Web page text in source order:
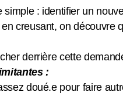
simple : identifier un
creusant, on découvre
derrière cette
:
doué.e pour faire